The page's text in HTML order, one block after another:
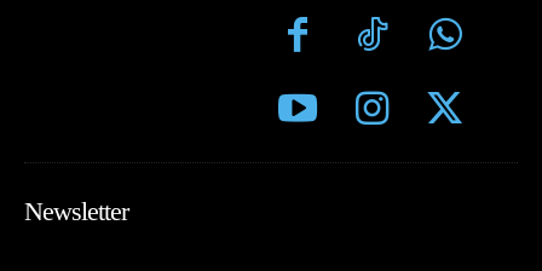
Newsletter